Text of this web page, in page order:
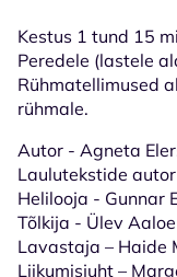
Kestus 1 tund 15
Peredele (lastele
Rühmatellimused
rühmale.
Autor - Agneta
Laulutekstide
Helilooja - Gunnar
Tõlkija - Ülev Aaloe
Lavastaja – Haide
Liikumisjuht –